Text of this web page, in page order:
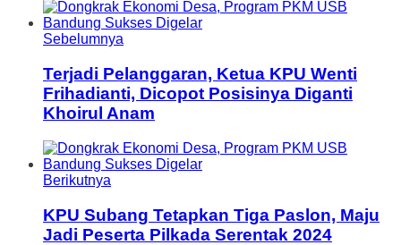
Sebelumnya
Terjadi Pelanggaran, Ketua KPU Wenti
Frihadianti, Dicopot Posisinya Diganti
Khoirul Anam
Berikutnya
KPU Subang Tetapkan Tiga Paslon, Maju
Jadi Peserta Pilkada Serentak 2024